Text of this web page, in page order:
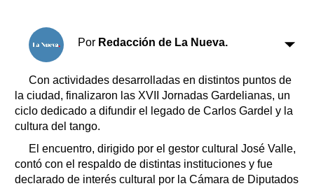
Por Redacción de La Nueva.
Con actividades desarrolladas en distintos puntos de
la ciudad, finalizaron las XVII Jornadas Gardelianas, un
ciclo dedicado a difundir el legado de Carlos Gardel y la
cultura del tango.
El encuentro, dirigido por el gestor cultural José Valle,
contó con el respaldo de distintas instituciones y fue
declarado de interés cultural por la Cámara de Diputados